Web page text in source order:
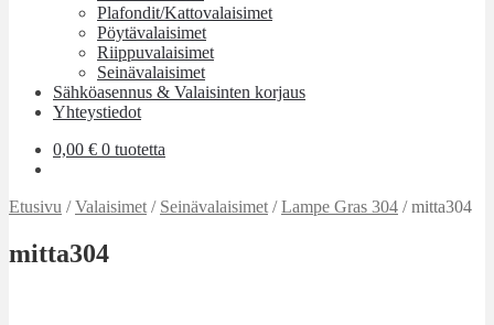
Plafondit/Kattovalaisimet
Pöytävalaisimet
Riippuvalaisimet
Seinävalaisimet
Sähköasennus & Valaisinten korjaus
Yhteystiedot
0,00 € 0 tuotetta
Etusivu /Valaisimet / Seinävalaisimet /Lampe Gras 304 /mitta304
mitta304